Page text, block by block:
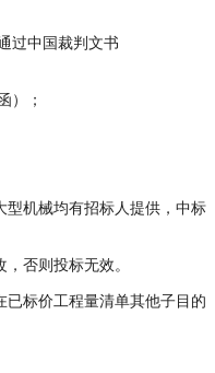
过中国裁判文书
）；
机械均有招标人提供，中标
否则投标无效。
标价工程量清单其他子目的